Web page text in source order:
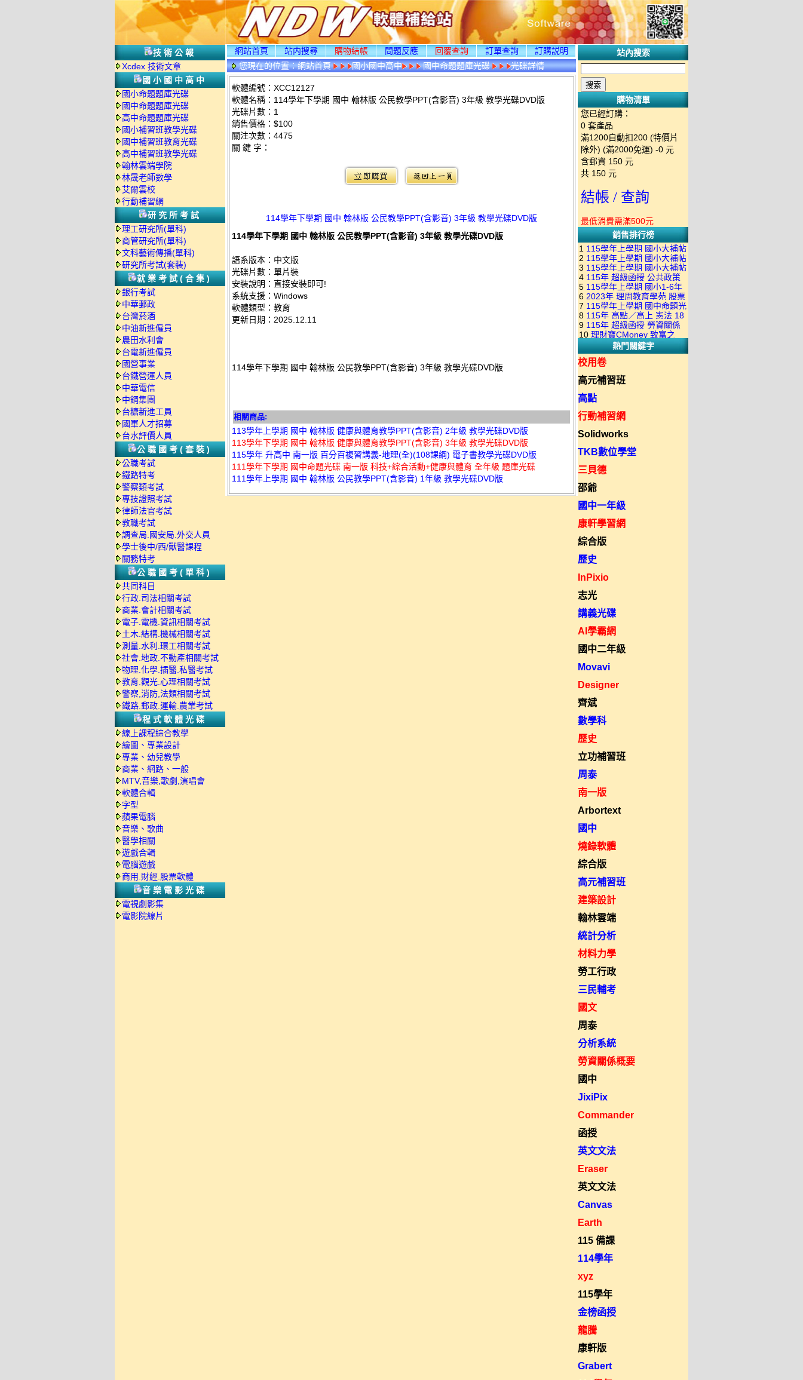
技術公報
Xcdex 技術文章
國小國中高中
國小命題題庫光碟
國中命題題庫光碟
高中命題題庫光碟
國小補習班教學光碟
國中補習班教育光碟
高中補習班教學光碟
翰林雲端學院
林晟老師數學
艾爾雲校
行動補習網
研究所考試
理工研究所(單科)
商管研究所(單科)
文科藝術傳播(單科)
研究所考試(套裝)
就業考試(合集)
銀行考試
中華郵政
台灣菸酒
中油新進僱員
農田水利會
台電新進僱員
國營事業
台鐵營運人員
中華電信
中鋼集團
台糖新進工員
國軍人才招募
台水評價人員
公職國考(套裝)
公職考試
鐵路特考
警察類考試
專技證照考試
律師法官考試
教職考試
調查局.國安局.外交人員
學士後中/西/獸醫課程
關務特考
公職國考(單科)
共同科目
行政.司法相關考試
商業.會計相關考試
電子.電機.資訊相關考試
土木.結構.機械相關考試
測量.水利.環工相關考試
社會.地政.不動產相關考試
物理.化學.插醫.私醫考試
教育.觀光.心理相關考試
警察,消防,法類相關考試
鐵路.郵政.運輸.農業考試
程式軟體光碟
線上課程綜合教學
繪圖、專業設計
專業、幼兒教學
商業、網路、一般
MTV,音樂,歌劇,演唱會
軟體合輯
字型
蘋果電腦
音樂、歌曲
醫學相關
遊戲合輯
電腦遊戲
商用.財經.股票軟體
音樂電影光碟
電視劇影集
電影院線片
網站首頁 站内搜尋 購物結帳 問題反應 回覆查詢 訂單查詢
訂購説明
您現在的位置：網站首頁 國小國中高中 國中命題題庫光碟 光碟詳情
軟體編號：XCC12127
軟體名稱：114學年下學期 國中 翰林版 公民教學PPT(含影音) 3年級 教學光碟DVD版
光碟片數：1
銷售價格：$100
關注次數： 4475
關 鍵 字：
114學年下學期 國中 翰林版 公民教學PPT(含影音) 3年級 教學光碟DVD版
114學年下學期 國中 翰林版 公民教學PPT(含影音) 3年級 教學光碟DVD版
語系版本：中文版
光碟片數：單片裝
安裝說明：直接安裝即可!
系統支援：Windows
軟體類型：教育
更新日期：2025.12.11
114學年下學期 國中 翰林版 公民教學PPT(含影音) 3年級 教學光碟DVD版
相關商品:
113學年上學期 國中 翰林版 健康與體育教學PPT(含影音) 2年級 教學光碟DVD版
113學年下學期 國中 翰林版 健康與體育教學PPT(含影音) 3年級 教學光碟DVD版
115學年 升高中 南一版 百分百複習講義-地理(全)(108課綱) 電子書教學光碟DVD版
111學年下學期 國中命題光碟 南一版 科技+綜合活動+健康與體育 全年級 題庫光碟
111學年上學期 國中 翰林版 公民教學PPT(含影音) 1年級 教學光碟DVD版
站內搜索
購物清單
您已經訂購：
0 套產品
滿1200自動扣200 (特價片
除外) (滿2000免運) -0 元
含郵資 150 元
共 150 元
結帳 / 查詢
最低消費需滿500元
銷售排行榜
1 115學年上學期 國小大補帖
南一版 國語+數學+社會+生活
+自然 1-6年級 教學光碟DVD
版(3DVD)
2 115學年上學期 國小大補帖
康軒版 國語+數學+社會+生活
+自然 1-6年級 教學光碟DVD
版(3DVD)
3 115學年上學期 國小大補帖
翰林版 國語+數學+社會+生活
+自然 1-6年級 教學光碟DVD
版(3DVD)
4 115年 超級函授 公共政策
22堂課+總複習 張楚老師 含
PDF講義 函授DVD(9DVD)
5 115學年上學期 國小1-6年
級 習作解答(含康軒.南一.翰林
全版本.全科目)合輯版 DVD版
6 2023年 理周教育學苑 股票
當沖煉金術 主講：朱家泓 國
語發音 DVD版
7 115學年上學期 國中命題光
碟 翰林版 英文科 1-3年級 題
庫光碟
8 115年 高點／高上 憲法 18
堂課 宗台大老師 含PDF講義
函授DVD(8DVD)【適用於律
師司法考試】
9 115年 超級函授 勞資關係
概要 11堂課+總複習 陸川老
師 含PDF講義 函授
DVD(5DVD)
10 理財寶CMoney 致富之
道：上班族飆股攻略班 主
講：朱家泓+林穎 國語發音
熱門關鍵字
校用卷
高元補習班
高點
行動補習網
Solidworks
TKB數位學堂
三貝德
邵爺
國中一年級
康軒學習網
綜合版
歷史
InPixio
志光
講義光碟
AI學霸網
國中二年級
Movavi
Designer
齊斌
數學科
歷史
立功補習班
周泰
南一版
Arbortext
國中
燒錄軟體
綜合版
高元補習班
建築設計
翰林雲端
統計分析
材料力學
勞工行政
三民輔考
國文
周泰
分析系統
勞資關係概要
國中
JixiPix
Commander
函授
英文文法
Eraser
英文文法
Canvas
Earth
115 備課
114學年
xyz
115學年
金榜函授
龍騰
康軒版
Grabert